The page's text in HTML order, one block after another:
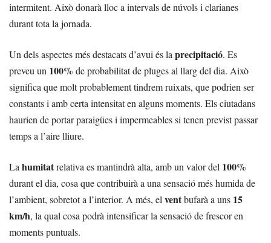
intermitent. Això donarà lloc a intervals de núvols i clarianes
durant tota la jornada.
Un dels aspectes més destacats d’avui és laprecipitació. Es
preveu un 100% de probabilitat de pluges al llarg del dia. Això
significa que molt probablement tindrem ruixats, que podrien ser
constants i amb certa intensitat en alguns moments. Els ciutadans
haurien de portar paraigües i impermeables si tenen previst passar
temps a l’aire lliure.
Lahumitatrelativa es mantindrà alta, amb un valor del 100%
durant el dia, cosa que contribuirà a una sensació més humida de
l’ambient, sobretot a l’interior. A més, elventbufarà a uns 15
km/h, la qual cosa podrà intensificar la sensació de frescor en
moments puntuals.